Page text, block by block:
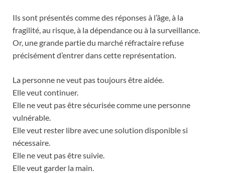
Ils sont présentés comme des réponses à l’âge, à la
fragilité, au risque, à la dépendance ou à la surveillance.
Or, une grande partie du marché réfractaire refuse
précisément d’entrer dans cette représentation.
La personne ne veut pas toujours être aidée.
Elle veut continuer.
Elle ne veut pas être sécurisée comme une personne
vulnérable.
Elle veut rester libre avec une solution disponible si
nécessaire.
Elle ne veut pas être suivie.
Elle veut garder la main.